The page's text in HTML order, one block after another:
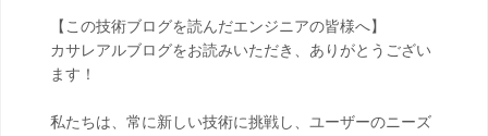
【この技術ブログを読んだエンジニアの皆様へ】
カサレアルブログをお読みいただき、ありがとうござい
ます！
私たちは、常に新しい技術に挑戦し、ユーザーのニーズ